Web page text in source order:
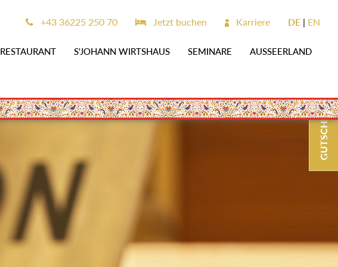
RESTAURANT S'JOHANN WIRTSHAUS SEMINARE AUSSEERLAND
+43 36225 250 70 Jetzt buchen Karriere DE EN
GUTSCHEINE